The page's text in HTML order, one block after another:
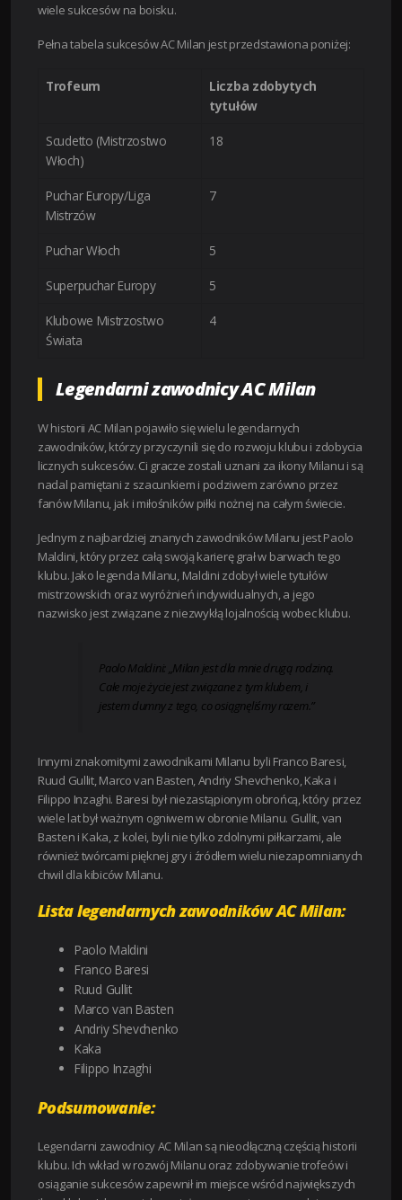
wiele sukcesów na boisku.
Pełna tabela sukcesów AC Milan jest przedstawiona poniżej:
Trofeum
Liczba zdobytych
tytułów
Scudetto (Mistrzostwo
Włoch)
18
Puchar Europy/Liga
Mistrzów
7
Puchar Włoch 5
Superpuchar Europy 5
Klubowe Mistrzostwo
Świata
4
Legendarni zawodnicy AC Milan
W historii AC Milan pojawiło się wielu legendarnych
zawodników, którzy przyczynili się do rozwoju klubu i zdobycia
licznych sukcesów. Ci gracze zostali uznani za ikony Milanu i są
nadal pamiętani z szacunkiem i podziwem zarówno przez
fanów Milanu, jak i miłośników piłki nożnej na całym świecie.
Jednym z najbardziej znanych zawodników Milanu jest Paolo
Maldini, który przez całą swoją karierę grał w barwach tego
klubu. Jako legenda Milanu, Maldini zdobył wiele tytułów
mistrzowskich oraz wyróżnień indywidualnych, a jego
nazwisko jest związane z niezwykłą lojalnością wobec klubu.
Paolo Maldini: „Milan jest dla mnie drugą rodziną.
Całe moje życie jest związane z tym klubem, i
jestem dumny z tego, co osiągnęliśmy razem.”
Innymi znakomitymi zawodnikami Milanu byli Franco Baresi,
Ruud Gullit, Marco van Basten, Andriy Shevchenko, Kaka i
Filippo Inzaghi. Baresi był niezastąpionym obrońcą, który przez
wiele lat był ważnym ogniwem w obronie Milanu. Gullit, van
Basten i Kaka, z kolei, byli nie tylko zdolnymi piłkarzami, ale
również twórcami pięknej gry i źródłem wielu niezapomnianych
chwil dla kibiców Milanu.
Lista legendarnych zawodników AC Milan:
Paolo Maldini
Franco Baresi
Ruud Gullit
Marco van Basten
Andriy Shevchenko
Kaka
Filippo Inzaghi
Podsumowanie:
Legendarni zawodnicy AC Milan są nieodłączną częścią historii
klubu. Ich wkład w rozwój Milanu oraz zdobywanie trofeów i
osiąganie sukcesów zapewnił im miejsce wśród największych